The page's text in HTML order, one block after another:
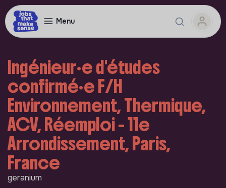
Menu
Ingénieur·e d'études
confirmé·e F/H
Environnement, Thermique,
ACV, Réemploi - 11e
Arrondissement, Paris,
France
geranium